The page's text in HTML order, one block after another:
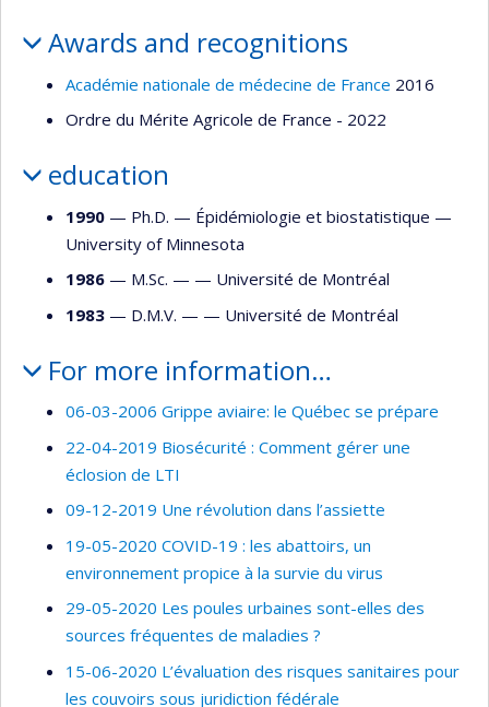
Awards and recognitions
Académie nationale de médecine de France 2016
Ordre du Mérite Agricole de France - 2022
education
1990 — Ph.D. — Épidémiologie et biostatistique —
University of Minnesota
1986 — M.Sc. — — Université de Montréal
1983 — D.M.V. — — Université de Montréal
For more information…
06-03-2006 Grippe aviaire: le Québec se prépare
22-04-2019 Biosécurité : Comment gérer une
éclosion de LTI
09-12-2019 Une révolution dans l’assiette
19-05-2020 COVID-19 : les abattoirs, un
environnement propice à la survie du virus
29-05-2020 Les poules urbaines sont-elles des
sources fréquentes de maladies ?
15-06-2020 L’évaluation des risques sanitaires pour
les couvoirs sous juridiction fédérale